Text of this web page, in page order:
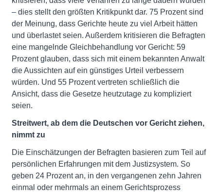
– dies stellt den größten Kritikpunkt dar. 75 Prozent sind
der Meinung, dass Gerichte heute zu viel Arbeit hätten
und überlastet seien. Außerdem kritisieren die Befragten
eine mangelnde Gleichbehandlung vor Gericht: 59
Prozent glauben, dass sich mit einem bekannten Anwalt
die Aussichten auf ein günstiges Urteil verbessern
würden. Und 55 Prozent vertreten schließlich die
Ansicht, dass die Gesetze heutzutage zu kompliziert
seien.
Streitwert, ab dem die Deutschen vor Gericht ziehen,
nimmt zu
Die Einschätzungen der Befragten basieren zum Teil auf
persönlichen Erfahrungen mit dem Justizsystem. So
geben 24 Prozent an, in den vergangenen zehn Jahren
einmal oder mehrmals an einem Gerichtsprozess